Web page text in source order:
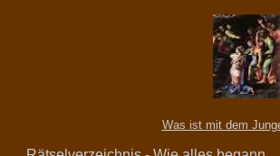
Was ist mit dem